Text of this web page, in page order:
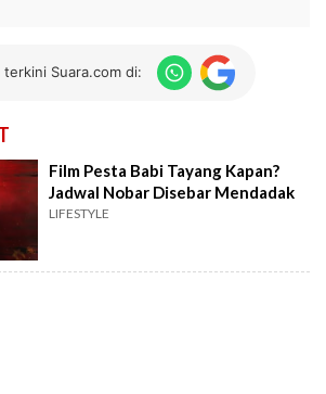
Suara.com di:
Film Pesta Babi Tayang Kapan?
Jadwal Nobar Disebar Mendadak
LIFESTYLE